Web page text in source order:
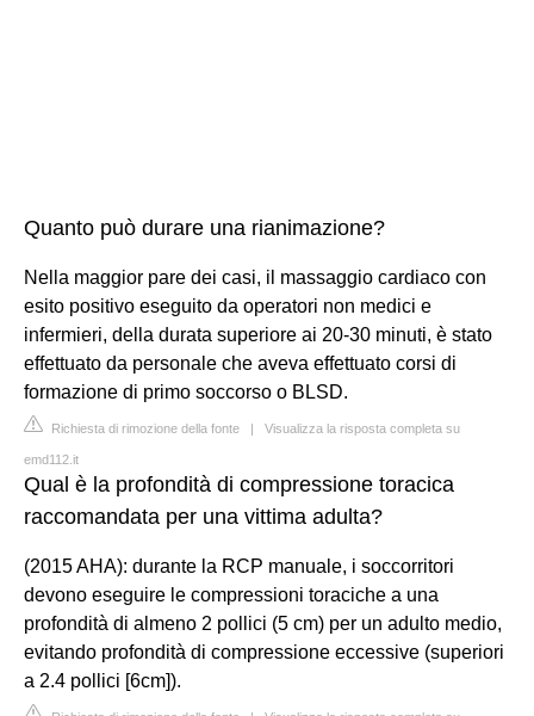
Quanto può durare una rianimazione?
Nella maggior pare dei casi, il massaggio cardiaco con
esito positivo eseguito da operatori non medici e
infermieri, della durata superiore ai 20-30 minuti, è stato
effettuato da personale che aveva effettuato corsi di
formazione di primo soccorso o BLSD.
Richiesta di rimozione della fonte | Visualizza la risposta completa su
emd112.it
Qual è la profondità di compressione toracica
raccomandata per una vittima adulta?
(2015 AHA): durante la RCP manuale, i soccorritori
devono eseguire le compressioni toraciche a una
profondità di almeno 2 pollici (5 cm) per un adulto medio,
evitando profondità di compressione eccessive (superiori
a 2.4 pollici [6cm]).